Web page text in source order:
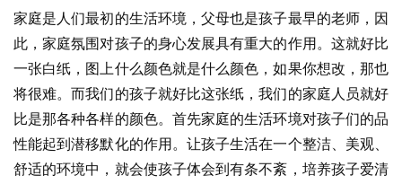
家庭是人们最初的生活环境，父母也是孩子最早的老师，因
此，家庭氛围对孩子的身心发展具有重大的作用。这就好比
一张白纸，图上什么颜色就是什么颜色，如果你想改，那也
将很难。而我们的孩子就好比这张纸，我们的家庭人员就好
比是那各种各样的颜色。首先家庭的生活环境对孩子们的品
性能起到潜移默化的作用。让孩子生活在一个整洁、美观、
舒适的环境中，就会使孩子体会到有条不紊，培养孩子爱清